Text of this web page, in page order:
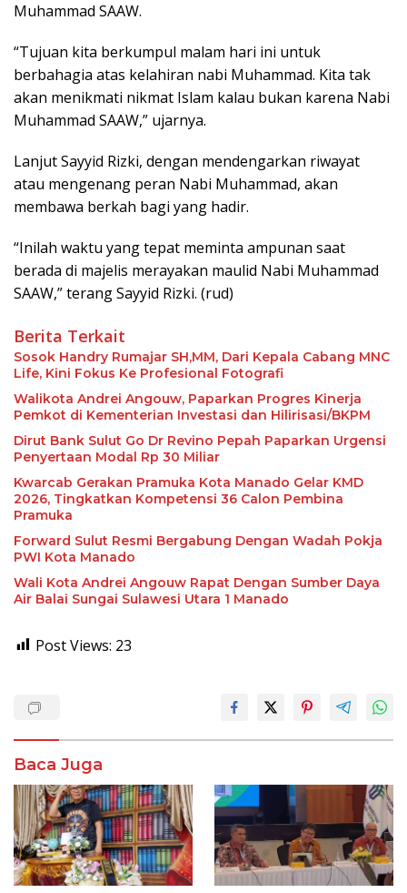
Muhammad SAAW.
“Tujuan kita berkumpul malam hari ini untuk
berbahagia atas kelahiran nabi Muhammad. Kita tak
akan menikmati nikmat Islam kalau bukan karena Nabi
Muhammad SAAW,” ujarnya.
Lanjut Sayyid Rizki, dengan mendengarkan riwayat
atau mengenang peran Nabi Muhammad, akan
membawa berkah bagi yang hadir.
“Inilah waktu yang tepat meminta ampunan saat
berada di majelis merayakan maulid Nabi Muhammad
SAAW,” terang Sayyid Rizki. (rud)
Berita Terkait
Sosok Handry Rumajar SH,MM, Dari Kepala Cabang MNC
Life, Kini Fokus Ke Profesional Fotografi
Walikota Andrei Angouw, Paparkan Progres Kinerja
Pemkot di Kementerian Investasi dan Hilirisasi/BKPM
Dirut Bank Sulut Go Dr Revino Pepah Paparkan Urgensi
Penyertaan Modal Rp 30 Miliar
Kwarcab Gerakan Pramuka Kota Manado Gelar KMD
2026, Tingkatkan Kompetensi 36 Calon Pembina
Pramuka
Forward Sulut Resmi Bergabung Dengan Wadah Pokja
PWI Kota Manado
Wali Kota Andrei Angouw Rapat Dengan Sumber Daya
Air Balai Sungai Sulawesi Utara 1 Manado
Post Views: 23
Baca Juga